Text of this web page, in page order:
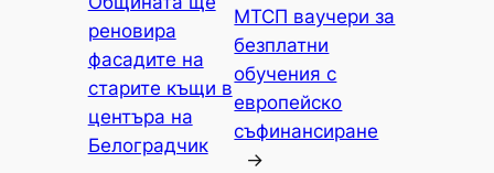
реновира
фасадите на
старите къщи в
центъра на
Белоградчик
МТСП ваучери за
безплатни
обучения с
европейско
съфинансиране
→